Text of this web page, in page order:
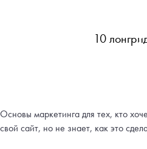
10
Основы маркетинга для тех, кто
свой сайт, но не знает, как это